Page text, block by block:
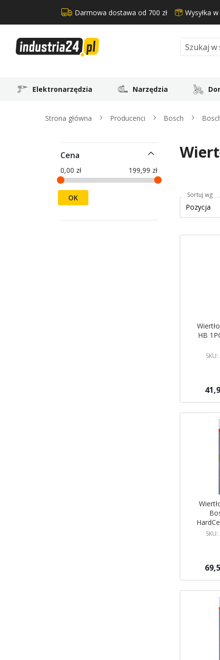
Darmowa dostawa od 700 zł Wysyłka
Search
Elektronarzędzia Narzędzia
Strona główna Producenci Bosch
Sortuj wg
HB
Cena
0,00 zł 199,99 zł
OK